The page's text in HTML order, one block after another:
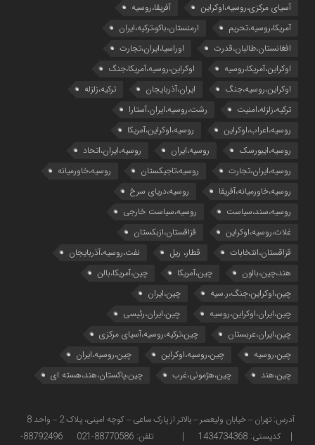
آسیای مرکزی،روسیه،اوکراین
آفریقا،روسیه
آمریکا،روسیه،تحریم
ارمنستان،باکو،ترکیه،ایران
افغانستان،طالبان،قدرت
اوراسیا،ایران،تجارت
اوکراین،آمریکا،روسیه
اوکراین،روسیه،آمریکا،جنگ
اوکراین،روسیه،جنگ
ایران،آذربایجان
ترکیه،زلزله
ترکیه،زلزله،امنیت
رشت،روسیه،ایران،آستارا
روسیه،اعراب،اوکراین
روسیه،اوکراین،آمریکا
روسیه،ایبورسک
روسیه،ایران
روسیه،ایران،اتحاد
روسیه،ایران،تجارت
روسیه،تاجیکستان
روسیه،خاورمیانه
روسیه،خاورمیانه،آفریقا
روسیه،دریای سرخ
روسیه،سند،سیاست
روسیه،سیاست خارجی
غلات،روسیه،اوکراین
قزاقستان،ازبکستان
قزاقستان،انتخابات
قطار، ریل
نفت،روسیه،آذربایجان
هند،چین،بالون
چین،آمریکا
چین،آمریکا،بالن
چین،اوکراین،جنگ،ر.سیه
چین،ایران
چین،ایران،اوکراین،روسیه
چین،ایران،رئیسی
چین،ایران،عربستان
چین،ترکیه،روسیه،آسیای مرکزی
چین،روسیه
چین،روسیه،اوکراین
چین،روسیه،ایران
چین،هند
چین،هژمونی،غرب چین،پاکستان،هند،هسته ای
| کدپستی: 1434734368 | تلفن: 88770586-021 88792496-